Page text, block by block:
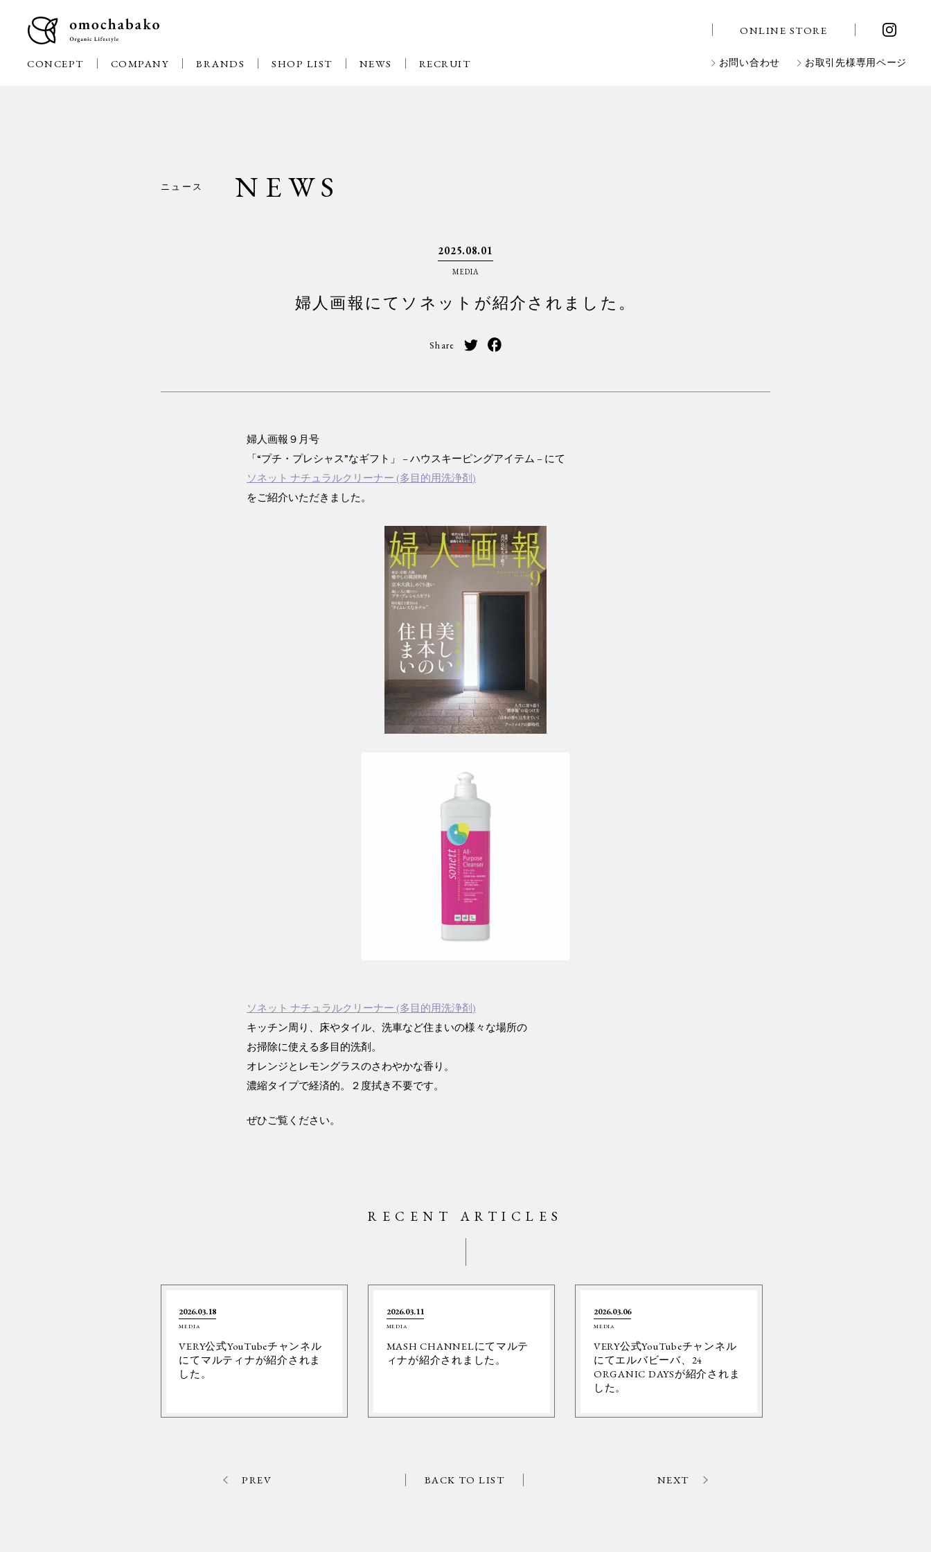
ONLINE STORE
お問い合わせ お取引先様専用ページ
CONCEPT COMPANY BRANDS SHOP LIST NEWS RECRUIT
ニュース NEWS
2025.08.01
MEDIA
婦人画報にてソネットが紹介されました。
Share
婦人画報９月号
「“プチ・プレシャス”なギフト」 – ハウスキーピングアイテム – にて
ソネット ナチュラルクリーナー (多目的用洗浄剤)
をご紹介いただきました。
ソネット ナチュラルクリーナー (多目的用洗浄剤)
キッチン周り、床やタイル、洗車など住まいの様々な場所の
お掃除に使える多目的洗剤。
オレンジとレモングラスのさわやかな香り。
濃縮タイプで経済的。２度拭き不要です。
ぜひご覧ください。
RECENT ARTICLES
2026.03.18
MEDIA
VERY公式YouTubeチャンネル
にてマルティナが紹介されま
した。
2026.03.11
MEDIA
MASH CHANNELにてマルテ
ィナが紹介されました。
2026.03.06
MEDIA
VERY公式YouTubeチャンネル
にてエルバビーバ、24
ORGANIC DAYSが紹介されま
した。
PREV BACK TO LIST NEXT